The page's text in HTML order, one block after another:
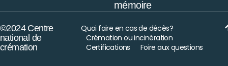
mémoire
©2024 Centre
national de
crémation
Quoi faire en cas de décès?
Crémation ou incinération
Certifications
Foire aux questions